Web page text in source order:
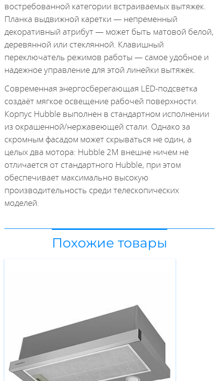
востребованной категории встраиваемых вытяжек.
Планка выдвижной каретки — непременный
декоративный атрибут — может быть матовой белой,
деревянной или стеклянной. Клавишный
переключатель режимов работы — самое удобное и
надежное управление для этой линейки вытяжек.
Современная энергосберегающая LED-подсветка
создаёт мягкое освещение рабочей поверхности.
Корпус Hubble выполнен в стандартном исполнении
из окрашенной/нержавеющей стали. Однако за
скромным фасадом может скрываться не один, а
целых два мотора: Hubble 2М внешне ничем не
отличается от стандартного Hubble, при этом
обеспечивает максимально высокую
производительность среди телескопических
моделей.
Похожие товары